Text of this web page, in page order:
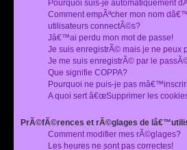
Pourquoi suis-je automatiquement
Comment empÃªcher mon nom
utilisateurs connectÃ©s?
Jâ€™ai perdu mon mot de passe!
Je suis enregistrÃ© mais je ne peux
Je me suis enregistrÃ© par le
Que signifie COPPA?
Pourquoi ne puis-je pas
A quoi sert â€œSupprimer les
PrÃ©fÃ©rences et rÃ©glages de
Comment modifier mes rÃ©glages?
Les heures ne sont pas correctes!